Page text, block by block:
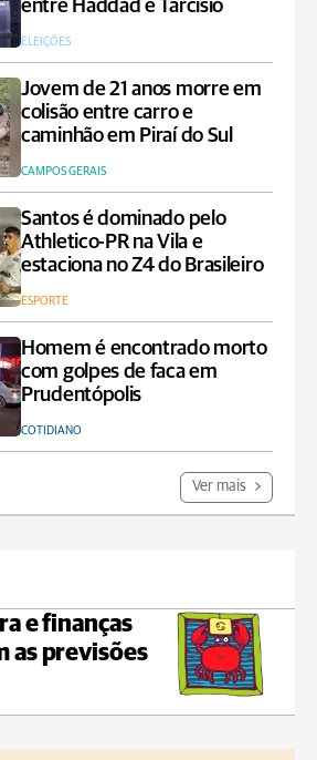
entre Haddad e Tarcísio
ELEIÇÕES
Jovem de 21 anos morre em
colisão entre carro e
caminhão em Piraí do Sul
CAMPOS GERAIS
Santos é dominado pelo
Athletico-PR na Vila e
estaciona no Z4 do Brasileiro
ESPORTE
Homem é encontrado morto
com golpes de faca em
Prudentópolis
COTIDIANO
Ver mais
e finanças
as previsões